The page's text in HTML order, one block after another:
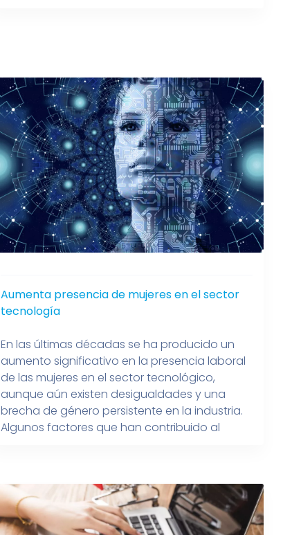
Aumenta presencia de mujeres en el sector
tecnología
En las últimas décadas se ha producido un
aumento significativo en la presencia laboral
de las mujeres en el sector tecnológico,
aunque aún existen desigualdades y una
brecha de género persistente en la industria.
Algunos factores que han contribuido al